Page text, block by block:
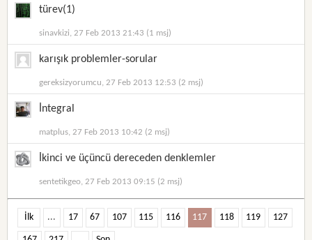
türev(1)
sinavkizi, 27 Feb 2013 21:43 (1 msj)
karışık problemler-sorular
gereksizyorumcu, 27 Feb 2013 12:53 (2 msj)
İntegral
matplus, 27 Feb 2013 10:42 (2 msj)
İkinci ve üçüncü dereceden denklemler
sentetikgeo, 27 Feb 2013 09:15 (2 msj)
İlk ... 17 67 107 115 116 117 118 119 127